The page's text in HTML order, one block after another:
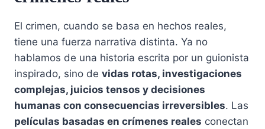
El crimen, cuando se basa en hechos reales,
tiene una fuerza narrativa distinta. Ya no
hablamos de una historia escrita por un guionista
inspirado, sino de vidas rotas, investigaciones
complejas, juicios tensos y decisiones
humanas con consecuencias irreversibles. Las
películas basadas en crímenes reales conectan